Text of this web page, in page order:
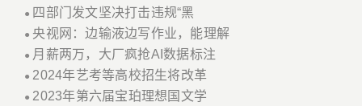
● 四部门发文坚决打击违规“黑
● 央视网：边输液边写作业，能理解
● 月薪两万，大厂疯抢AI数据标注
● 2024年艺考等高校招生将改革
● 2023年第六届宝珀理想国文学